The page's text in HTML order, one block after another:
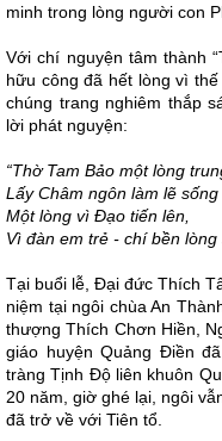
minh trong lòng người con
Với chí nguyện tâm thành
hữu công đã hết lòng vì
chúng trang nghiêm thắp
lời phát nguyện:
“Thờ Tam Bảo một lòng
Lấy Châm ngôn làm lẽ sống
Một lòng vì Đạo tiến lên,
Vì đàn em trẻ - chí bền lòng
Tại buổi lễ, Đại đức Thích
niệm tại ngôi chùa An
thượng Thích Chơn Hiền,
giáo huyện Quảng Điền
tràng Tịnh Độ liên khuôn
20 năm, giờ ghé lại, ngôi
đã trở về với Tiên tổ.